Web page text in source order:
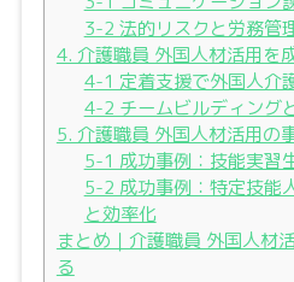
3-2 法的リスクと労務管
4. 介護職員 外国人材活用を
4-1 定着支援で外国人介
4-2 チームビルディング
5. 介護職員 外国人材活用の
5-1 成功事例：技能実習
5-2 成功事例：特定技能
と効率化
まとめ｜介護職員 外国人材
る